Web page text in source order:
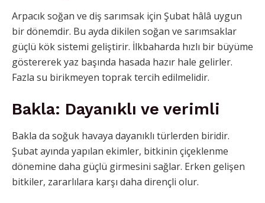
Arpacık soğan ve diş sarımsak için Şubat hâlâ uygun
bir dönemdir. Bu ayda dikilen soğan ve sarımsaklar
güçlü kök sistemi geliştirir. İlkbaharda hızlı bir büyüme
göstererek yaz başında hasada hazır hale gelirler.
Fazla su birikmeyen toprak tercih edilmelidir.
Bakla: Dayanıklı ve verimli
Bakla da soğuk havaya dayanıklı türlerden biridir.
Şubat ayında yapılan ekimler, bitkinin çiçeklenme
dönemine daha güçlü girmesini sağlar. Erken gelişen
bitkiler, zararlılara karşı daha dirençli olur.